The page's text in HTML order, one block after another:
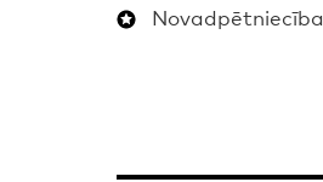
Novadpētniecība